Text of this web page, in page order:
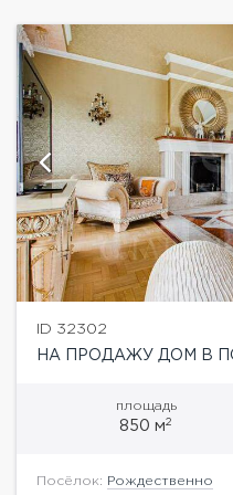
ID 32302
НА ПРОДАЖУ ДОМ В
площадь
850 м2
Посёлок: Рождественно